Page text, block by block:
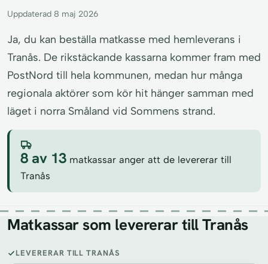
Uppdaterad 8 maj 2026
Ja, du kan beställa matkasse med hemleverans i
Tranås. De rikstäckande kassarna kommer fram med
PostNord till hela kommunen, medan hur många
regionala aktörer som kör hit hänger samman med
läget i norra Småland vid Sommens strand.
8 av 13 matkassar anger att de levererar till
Tranås
Matkassar som levererar till Tranås
LEVERERAR TILL TRANÅS